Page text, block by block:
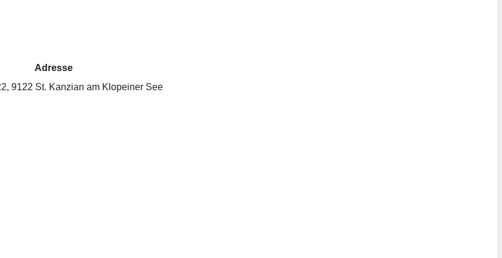
Adresse
9122 St. Kanzian am Klopeiner See